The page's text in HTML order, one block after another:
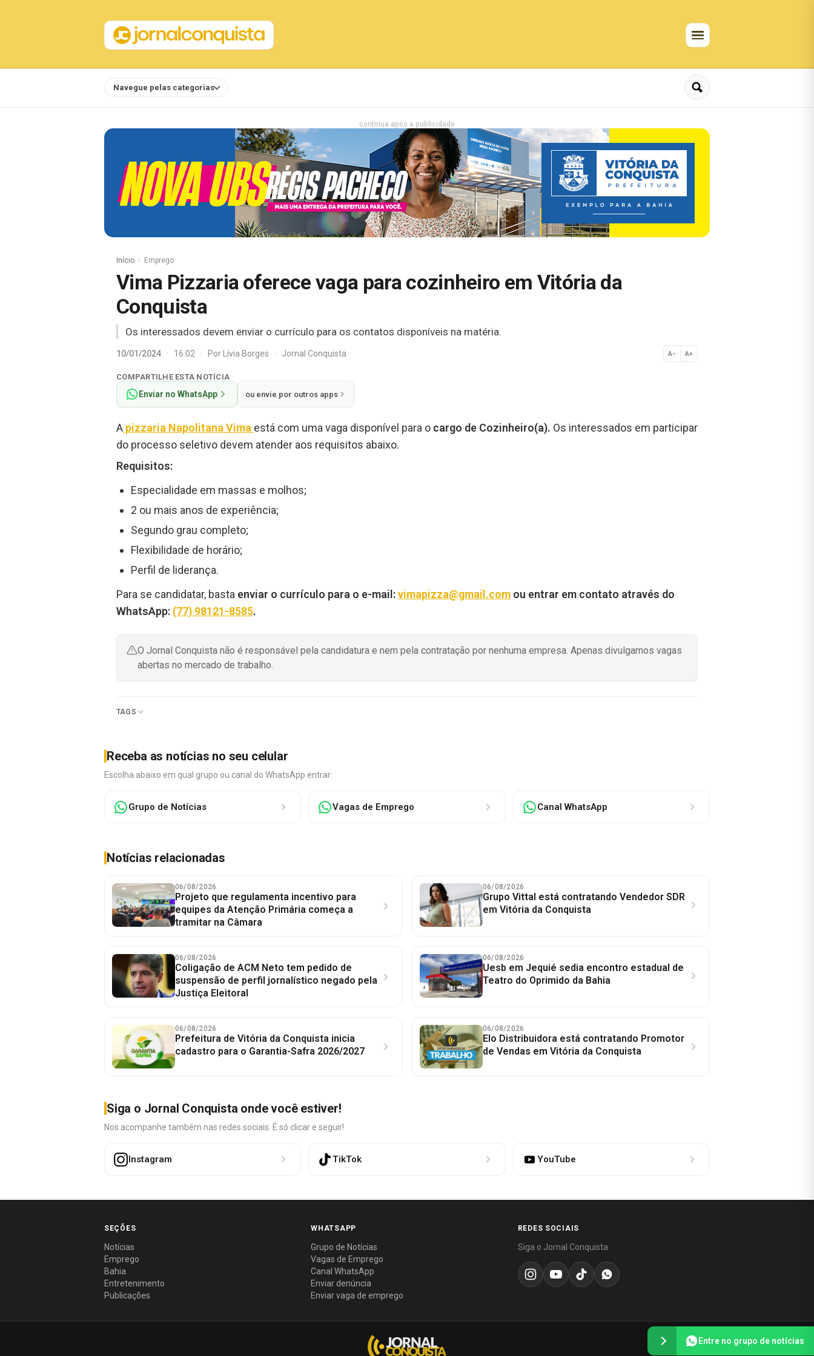
Navegue pelas categorias
continua após a publicidade
Início Emprego
Vima Pizzaria oferece vaga para cozinheiro em Vitória da
Conquista
Os interessados devem enviar o currículo para os contatos disponíveis na matéria.
10/01/2024 · 16:02 · PorLívia Borges · Jornal Conquista A− A+
Normal
COMPARTILHE ESTA NOTÍCIA
Enviar no WhatsApp ou envie por outros apps
A pizzaria Napolitana Vima está com uma vaga disponível para o cargo de Cozinheiro(a). Os interessados em participar
do processo seletivo devem atender aos requisitos abaixo.
Requisitos:
Especialidade em massas e molhos;
2 ou mais anos de experiência;
Segundo grau completo;
Flexibilidade de horário;
Perfil de liderança.
Para se candidatar, basta enviar o currículo para o e-mail:vimapizza@gmail.com ou entrar em contato através do
WhatsApp: (77) 98121-8585.
O Jornal Conquista não é responsável pela candidatura e nem pela contratação por nenhuma empresa. Apenas divulgamos vagas
abertas no mercado de trabalho.
TAGS
Receba as notícias no seu celular
Escolha abaixo em qual grupo ou canal do WhatsApp entrar:
Grupo de Notícias Vagas de Emprego Canal WhatsApp
Notícias relacionadas
06/08/2026
Projeto que regulamenta incentivo para
equipes da Atenção Primária começa a
tramitar na Câmara
06/08/2026
Grupo Vittal está contratando Vendedor SDR
em Vitória da Conquista
06/08/2026
Coligação de ACM Neto tem pedido de
suspensão de perfil jornalístico negado pela
Justiça Eleitoral
06/08/2026
Uesb em Jequié sedia encontro estadual de
Teatro do Oprimido da Bahia
06/08/2026
Prefeitura de Vitória da Conquista inicia
cadastro para o Garantia-Safra 2026/2027
06/08/2026
Elo Distribuidora está contratando Promotor
de Vendas em Vitória da Conquista
Siga o Jornal Conquista onde você estiver!
Nos acompanhe também nas redes sociais. É só clicar e seguir!
Instagram TikTok YouTube
SEÇÕES
Notícias
Emprego
Bahia
Entretenimento
Publicações
WHATSAPP
Grupo de Notícias
Vagas de Emprego
Canal WhatsApp
Enviar denúncia
Enviar vaga de emprego
REDES SOCIAIS
Siga o Jornal Conquista
Entre no grupo de notícias